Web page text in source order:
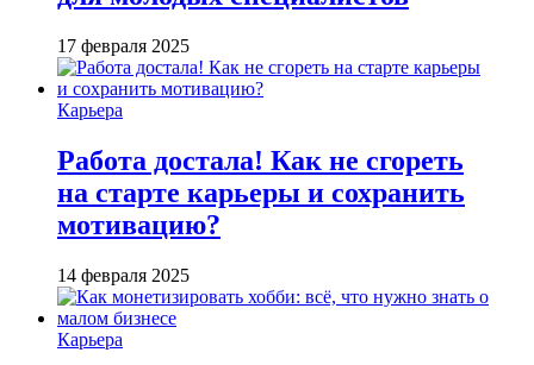
17 февраля 2025
Карьера
Работа достала! Как не сгореть
на старте карьеры и сохранить
мотивацию?
14 февраля 2025
Карьера